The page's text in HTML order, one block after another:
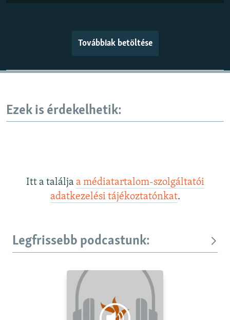
Továbbiak betöltése
Ezek is érdekelhetik:
Itt a találja a médiatartalom-szolgáltatói
adatkezelési tájékoztatónkat.
Legfrissebb podcastunk: